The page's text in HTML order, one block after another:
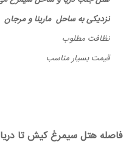
نزدیکی به ساحل مارینا و مرجان
نظافت مطلوب
قیمت بسیار مناسب
فاصله هتل سیمرغ کیش تا